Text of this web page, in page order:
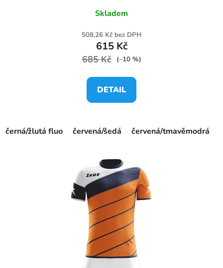
Skladem
508,26 Kč bez DPH
615 Kč
685 Kč (–10 %)
DETAIL
černá/žlutá fluo červená/šedá červená/tmavěmodrá